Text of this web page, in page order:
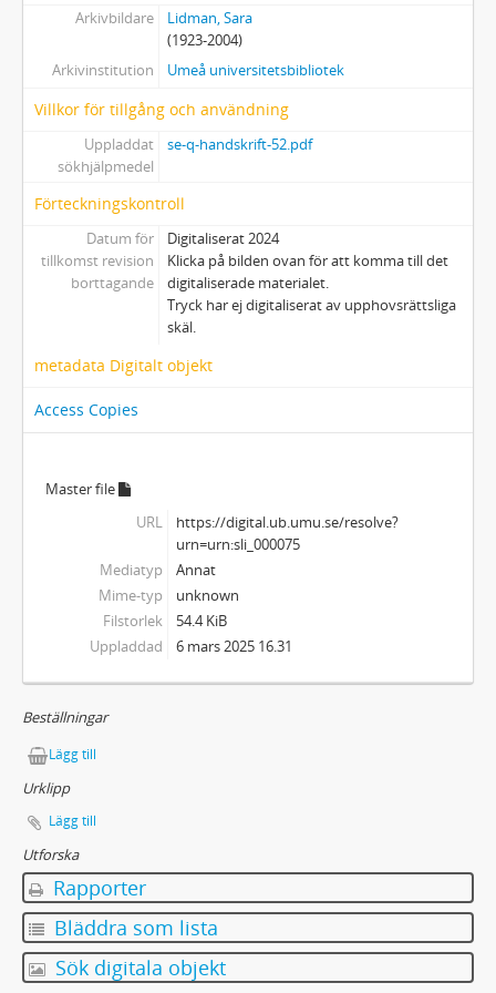
C - Korrespondens
D - Handlingar rörande arkivbildarens verksamhet
E - Samlingar
F - Övrigt
Bilaga
Arkivbildare
Lidman, Sara
(1923-2004)
Arkivinstitution
Umeå universitetsbibliotek
Villkor för tillgång och användning
Uppladdat
sökhjälpmedel
se-q-handskrift-52.pdf
Förteckningskontroll
Datum för
tillkomst revision
borttagande
Digitaliserat 2024
Klicka på bilden ovan för att komma till det
digitaliserade materialet.
Tryck har ej digitaliserat av upphovsrättsliga
skäl.
metadata Digitalt objekt
Access Copies
Master file
URL
https://digital.ub.umu.se/resolve?
urn=urn:sli_000075
Mediatyp
Annat
Mime-typ
unknown
Filstorlek
54.4 KiB
Uppladdad
6 mars 2025 16.31
Beställningar
Lägg till
Urklipp
Lägg till
Utforska
Rapporter
Bläddra som lista
Sök digitala objekt